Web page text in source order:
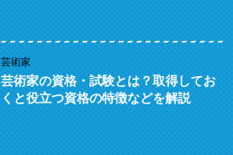
芸術家
芸術家の資格・試験とは？取得してお
くと役立つ資格の特徴などを解説